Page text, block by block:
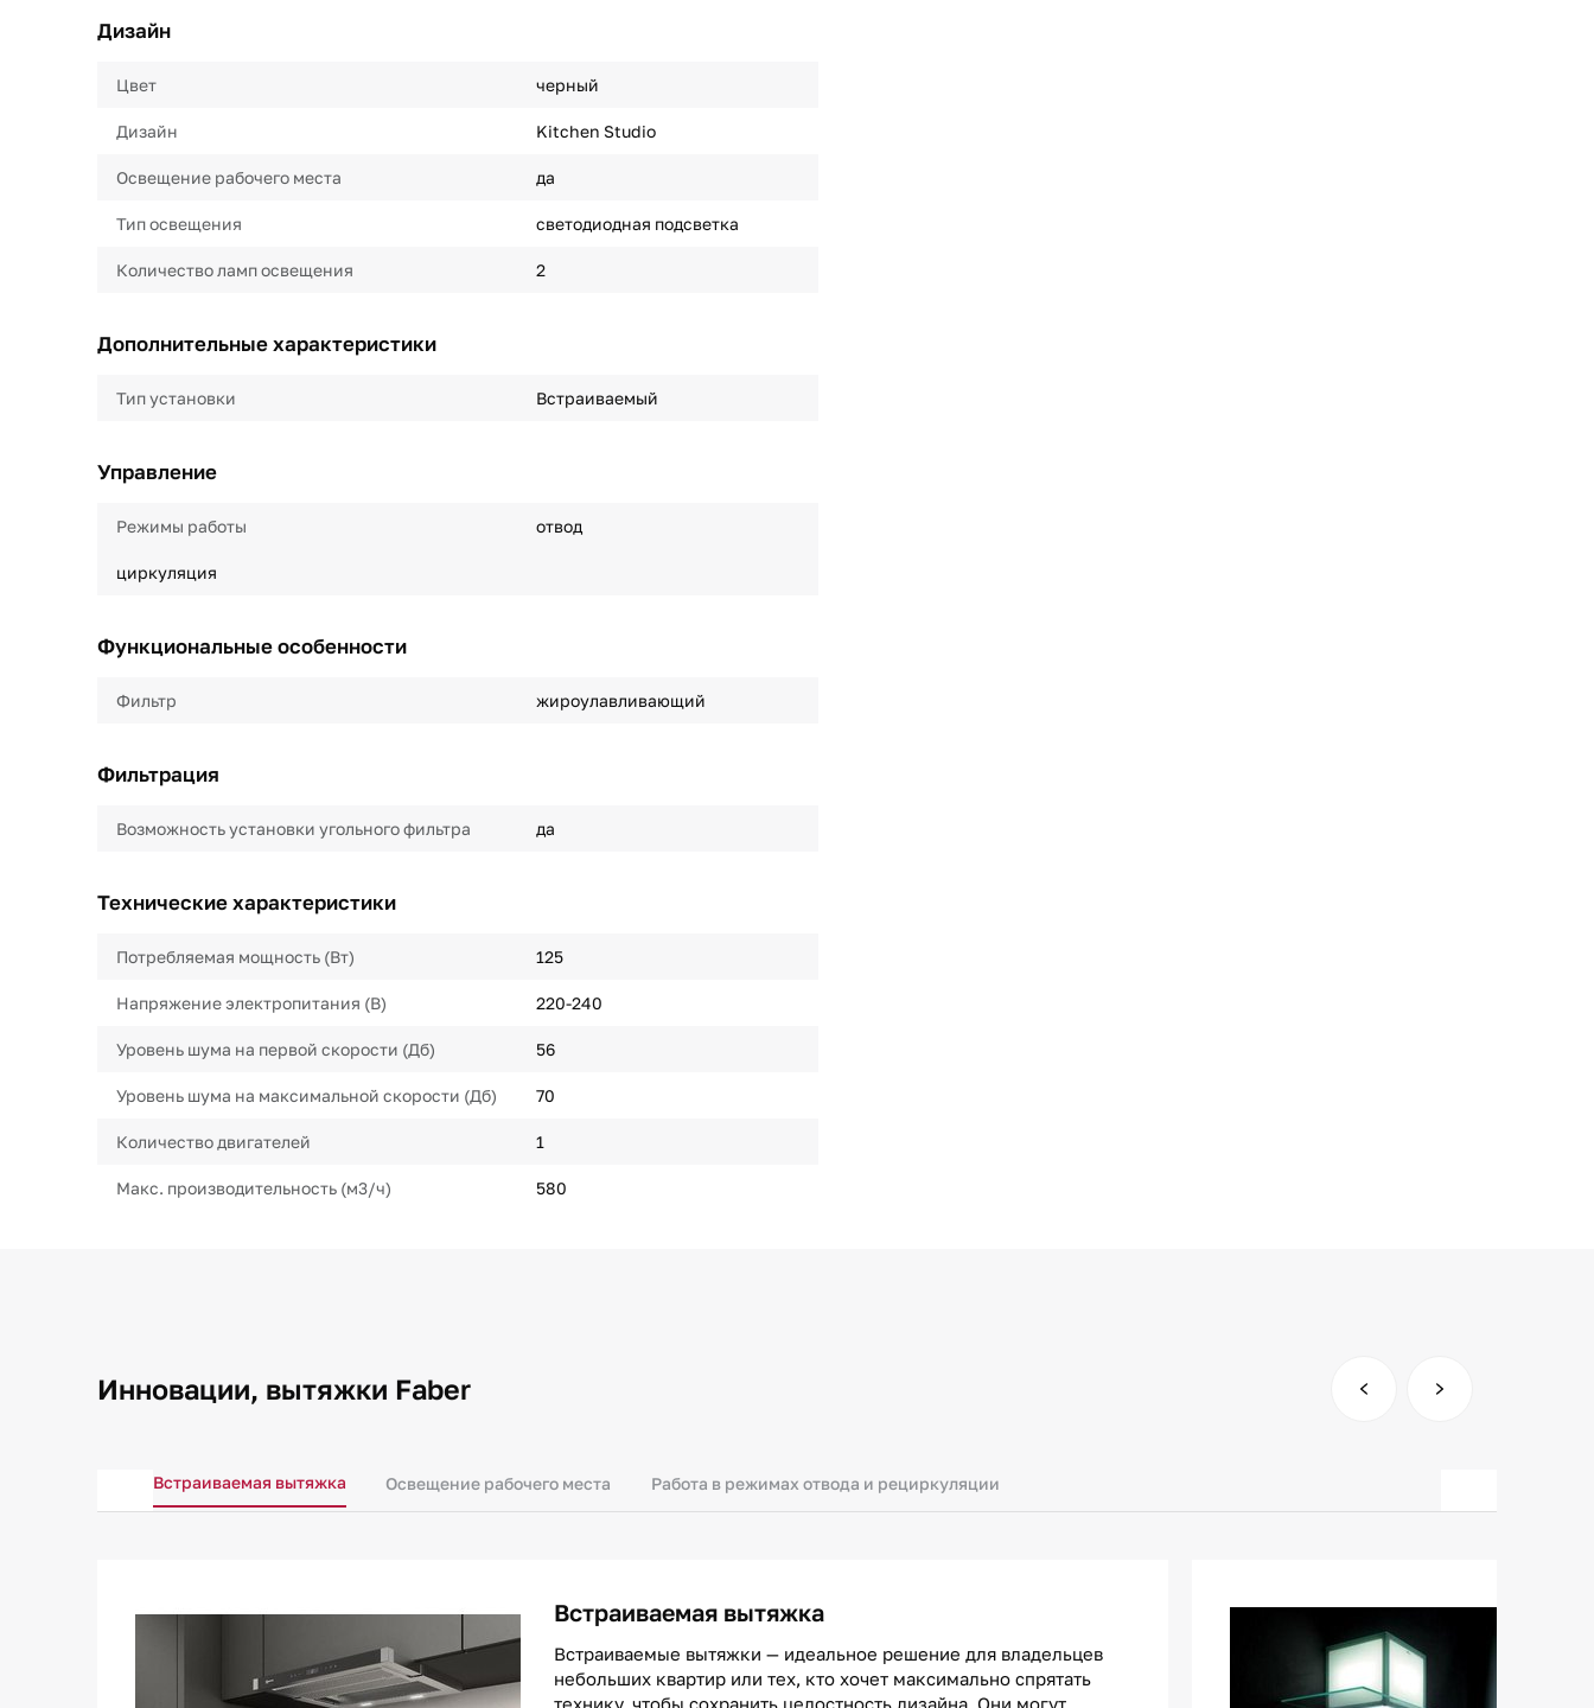
Дизайн
Цвет черный
Дизайн Kitchen Studio
Освещение рабочего места да
Тип освещения светодиодная подсветка
Количество ламп освещения 2
Дополнительные характеристики
Тип установки Встраиваемый
Управление
Режимы работы отвод
циркуляция
Функциональные особенности
Фильтр жироулавливающий
Фильтрация
Возможность установки угольного фильтра да
Технические характеристики
Потребляемая мощность (Вт) 125
Напряжение электропитания (В) 220-240
Уровень шума на первой скорости (Дб) 56
Уровень шума на максимальной скорости (Дб) 70
Количество двигателей 1
Макс. производительность (м3/ч) 580
Инновации, вытяжки Faber
Встраиваемая вытяжка Освещение рабочего места Работа в режимах отвода и рециркуляции
Встраиваемая вытяжка
Встраиваемые вытяжки — идеальное решение для владельцев
небольших квартир или тех, кто хочет максимально спрятать
технику, чтобы сохранить целостность дизайна. Они могут